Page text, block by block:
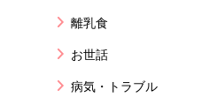
離乳食
お世話
病気・トラブル